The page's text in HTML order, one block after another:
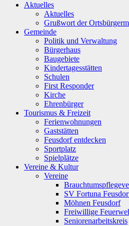
Aktuelles
Aktuelles
Grußwort der
Gemeinde
Politik und Verwaltung
Bürgerhaus
Baugebiete
Kindertagesstätten
Schulen
First Responder
Kirche
Ehrenbürger
Tourismus & Freizeit
Ferienwohnungen
Gaststätten
Feusdorf entdecken
Sportplatz
Spielplätze
Vereine & Kultur
Vereine
SV Fortuna
Möhnen Feusdorf
Freiwillige
Seniorenarbeitskreis